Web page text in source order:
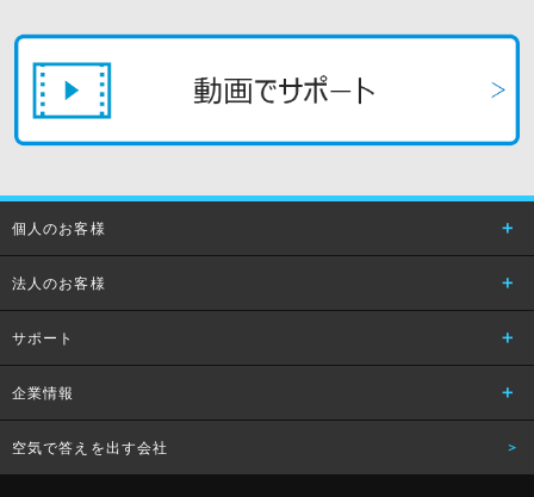
個人のお客様
法人のお客様
サポート
企業情報
空気で答えを出す会社